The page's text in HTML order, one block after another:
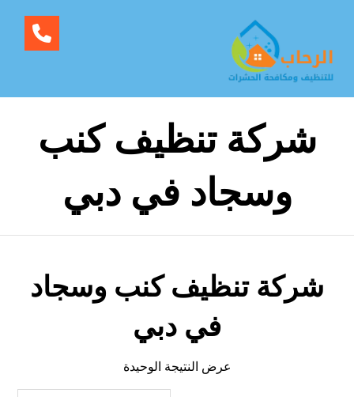
شركة تنظيف كنب
وسجاد في دبي
شركة تنظيف كنب وسجاد
في دبي
عرض النتيجة الوحيدة